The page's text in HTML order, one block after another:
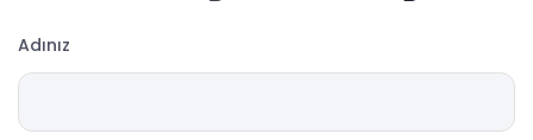
Adınız